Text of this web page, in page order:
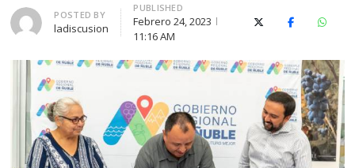
Author
POSTED BY
ladiscusion
PUBLISHED
Febrero 24, 2023
11:16 AM
X (Twitter)Facebook